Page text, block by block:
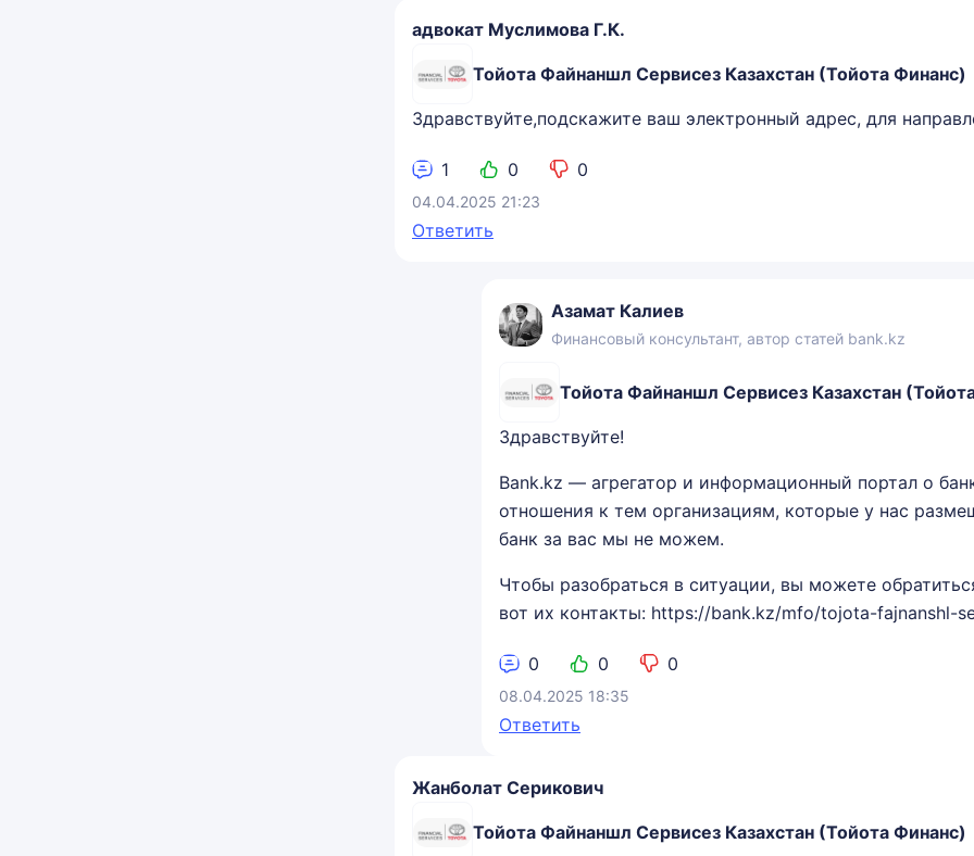
адвокат Муслимова Г.К.
Тойота Файнаншл Сервисез Казахстан (Тойота Финанс)
Здравствуйте,подскажите ваш электронный адрес, для
1 0 0
04.04.2025 21:23
Ответить
Азамат Калиев
Финансовый консультант, автор статей bank.kz
Тойота Файнаншл Сервисез Казахстан
Здравствуйте!
Bank.kz — агрегатор и информационный портал о
отношения к тем организациям, которые у нас
банк за вас мы не можем.
Чтобы разобраться в ситуации, вы можете
вот их контакты: https://bank.kz/mfo/tojota-fajnanshl-
0 0 0
08.04.2025 18:35
Ответить
Жанболат Серикович
Тойота Файнаншл Сервисез Казахстан (Тойота Финанс)